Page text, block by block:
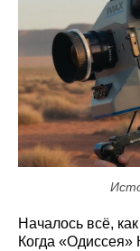
Началось всё,
Когда